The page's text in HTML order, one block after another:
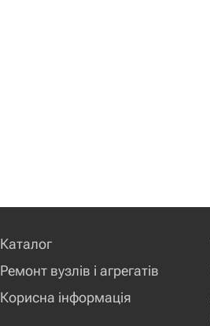
Каталог
Ремонт вузлів і агрегатів
Корисна інформація